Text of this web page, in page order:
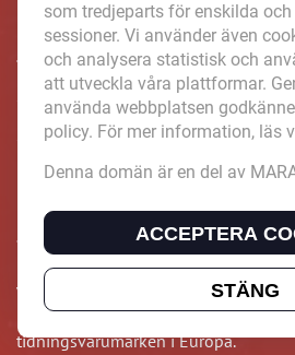
Inspirerande,
värdefulla
reportage från och
näringslivet och
en hel del annan
VasterbottensNaringsliv.se är en del
MARATON GROUP AB som äger
tidningsvarumärken i Europa.
som tredjeparts för enskilda
sessioner. Vi använder även
och analysera statistisk och
att utveckla våra plattformar.
använda webbplatsen
policy. För mer information, läs
Denna domän är en del av
ACCEPTERA
STÄNG